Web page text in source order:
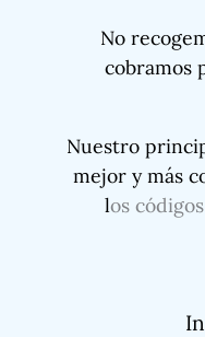
No
cobramos
Nuestro
mejor y más
los